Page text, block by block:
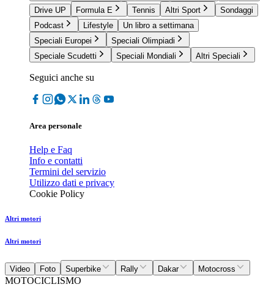
Drive UP
Formula E Tennis Altri Sport
Sondaggi
Podcast
Lifestyle
Un libro a settimana
Speciali Europei
Speciali Olimpiadi
Speciale Scudetti
Speciali Mondiali Altri Speciali
Seguici anche su
Area personale
Help e Faq
Info e contatti
Termini del servizio
Utilizzo dati e privacy
Cookie Policy
Altri motori
Altri motori
Video Foto Superbike Rally Dakar Motocross
MOTOCICLISMO